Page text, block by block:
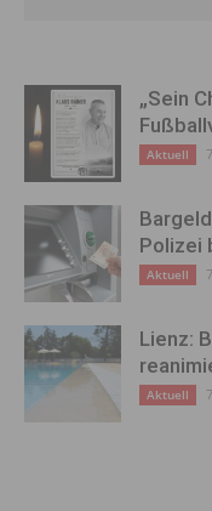
„Sein
Aktuell
Polizei
Aktuell
Lienz:
Aktuell